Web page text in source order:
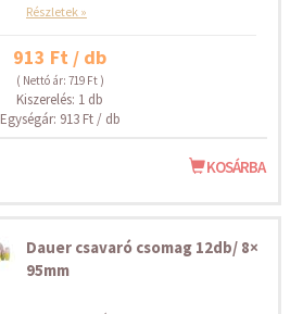
Részletek »
913 Ft / db
( Nettó ár: 719 Ft )
Kiszerelés: 1 db
Egységár: 913 Ft / db
KOSÁRBA
Dauer csavaró csomag 12db/ 8×
95mm